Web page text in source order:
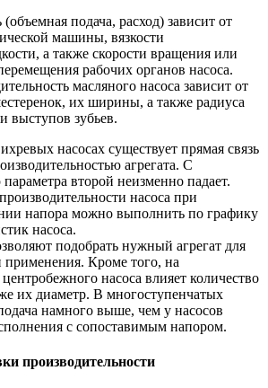
подача, расход) зависит от
машины, вязкости
а также скорости вращения или
рабочих органов насоса.
масляного насоса зависит от
их ширины, а также радиуса
выступов зубьев.
насосах существует прямая связь
агрегата. С
второй неизменно падает.
насоса при
напора можно выполнить по графику
насоса.
подобрать нужный агрегат для
применения. Кроме того, на
насоса влияет количество
их диаметр. В многоступенчатых
намного выше, чем у насосов
с сопоставимым напором.
производительности